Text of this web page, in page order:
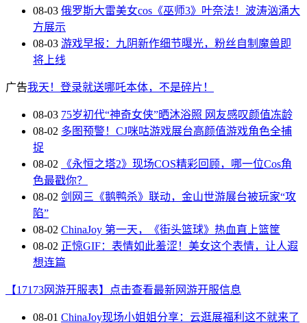
08-03 俄罗斯大雷美女cos《巫师3》叶奈法！波涛汹涌大
方展示
08-03 游戏早报：九阴新作细节曝光，粉丝自制魔兽即
将上线
广告我天！登录就送哪吒本体，不是碎片！
08-03 75岁初代“神奇女侠”晒沐浴照 网友感叹颜值冻龄
08-02 多图预警！CJ咪咕游戏展台高颜值游戏角色全捕
捉
08-02
《永恒之塔2》现场COS精彩回顾，哪一位Cos角
色最戳你？
08-02 剑网三《鹅鸭杀》联动，金山世游展台被玩家“攻
陷”
08-02 ChinaJoy 第一天，《街头篮球》热血直上篮筐
08-02 正惊GIF：表情如此羞涩！美女这个表情，让人遐
想连篇
【17173网游开服表】点击查看最新网游开服信息
08-01 ChinaJoy现场小姐姐分享：云逛展福利这不就来了